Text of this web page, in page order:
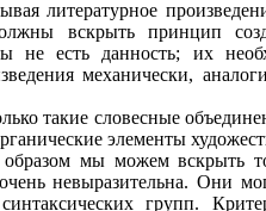
литературное
вскрыть принцип
есть данность; их
механически,
такие словесные
элементы
мы можем вскрыть
невыразительна. Они
групп.